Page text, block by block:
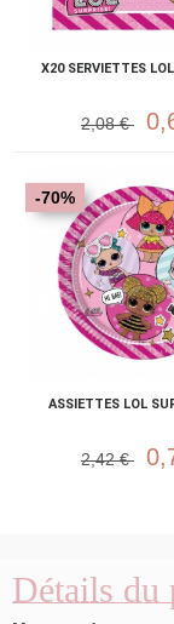
X20 SERVIETTES
2,08 €
ASSIETTES LOL
-70%
2,42 €
Détails du